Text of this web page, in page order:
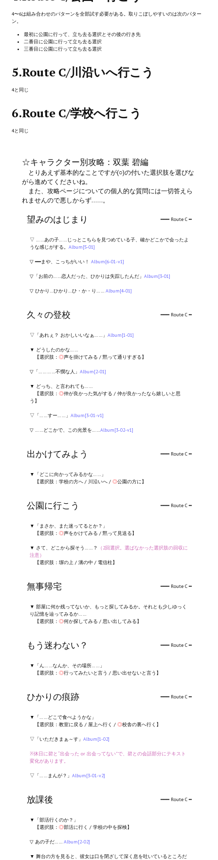
Doom 3 Remaster Fan Edition
Quake III Arena Remaster Fan Edition
Aliens versus Predator 2 Remaster Fan Edition
Sea Dogs - City of Abandoned Ships Remaster Fan Edition
Sea Dogs Remaster Fan Edition
NEKOPARA
Nekopara Vol2 (Rus Version)
Nekopara Vol3 (Rus Version)
4〜6は組み合わせのパターンを全部試す必要がある。取りこぼしやすいのは次のパター
ン。
最初に公園に行って、立ち去る選択とその後の行き先
二番目に公園に行って立ち去る選択
三番目に公園に行って立ち去る選択
5.Route C/川沿いへ行こう
4と同じ
6.Route C/学校へ行こう
4と同じ
☆キャラクター別攻略：双葉 碧編
とりあえず基本的なことですが(○)の付いた選択肢を選びな
がら進めてくださいね。
また、攻略ページについての個人的な質問には一切答えら
れませんので悪しからず……。
望みのはじまり ━━━ Route C ━
▽ ……あの子……じっとこちらを見つめている子、確かどこかで会ったよ
うな感じがする。 Album[5-01]
▽ ━━まや、こっちがいい！ Album[6-01-v1]
▽「お前の……恋人だった、ひかりは失踪したんだ」 Album[3-01]
▽ ひかり…ひかり…ひ・か・り…… Album[4-01]
久々の登校 ━━━ Route C ━
▽「あれぇ？ おかしいいなぁ……」 Album[1-01]
▼ どうしたのかな……
【選択肢： ◎声を掛けてみる / 黙って通りすぎる】
▽「…………不憫な人」 Album[2-01]
▼ どっち、と言われても……
【選択肢： ◎仲が良かった気がする / 仲が良かったなら嬉しいと思
う】
▽「……すー……」 Album[3-01-v1]
▽ ……どこかで、この光景を…… Album[3-02-v1]
出かけてみよう ━━━ Route C ━
▼「どこに向かってみるかな……」
【選択肢：学校の方へ / 川沿いへ / ◎公園の方に】
公園に行こう ━━━ Route C ━
▼「まさか、また迷ってるとか？」
【選択肢： ◎声をかけてみる / 黙って見送る】
▼ さて、どこから探そう……？
（2回選択。選ばなかった選択肢の回収に
注意）
【選択肢：塀の上 / 溝の中 / 電信柱】
無事帰宅 ━━━ Route C ━
▼ 部屋に何か残ってないか、もっと探してみるか。それとも少しゆっく
り記憶を辿ってみるか……
【選択肢： ◎何か探してみる / 思い出してみる】
もう迷わない？ ━━━ Route C ━
▼「ん……なんか、その場所……」
【選択肢： ◎行ってみたいと言う / 思い出せないと言う】
ひかりの痕跡 ━━━ Route C ━
▼「……どこで食べようかな」
【選択肢：教室に戻る / 屋上へ行く / ◎校舎の裏へ行く】
▽「いただきまぁ～す」 Album[1-02]
※休日に碧と“出会った or 出会ってない”で、碧との会話部分にテキスト
変化があります。
▽「……まんが？」 Album[3-01-v2]
放課後 ━━━ Route C ━
▼「部活行くのか？」
【選択肢： ◎部活に行く / 学校の中を探検】
▽ あの子だ…… Album[2-02]
▼ 舞台の方を見ると、彼女は口を閉ざして深く息を吐いているところだ